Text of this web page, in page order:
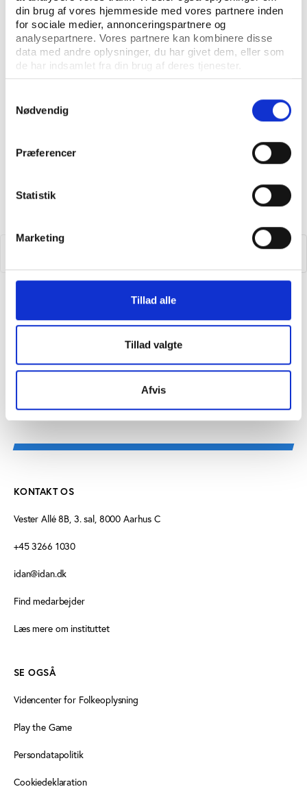
din brug af vores hjemmeside med vores partnere inden
for sociale medier, annonceringspartnere og
analysepartnere. Vores partnere kan kombinere disse
data med andre oplysninger, du har givet dem, eller som
de har indsamlet fra din brug af deres tjenester.
Nødvendig
Præferencer
Statistik
Marketing
Tillad alle
Tillad valgte
Afvis
Læs artiklen og
debatindlægget
hverdagen spænder ben
KONTAKT OS
Vester Allé 8B, 3. sal, 8000 Aarhus C
+45 3266 1030
idan@idan.dk
Find medarbejder
Læs mere om instituttet
SE OGSÅ
Videncenter for Folkeoplysning
Play the Game
Persondatapolitik
Cookiedeklaration